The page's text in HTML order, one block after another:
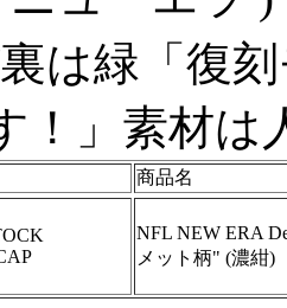
は緑「復
！」素材は
商品名
NFL NEW ERA
メット柄" (濃紺)